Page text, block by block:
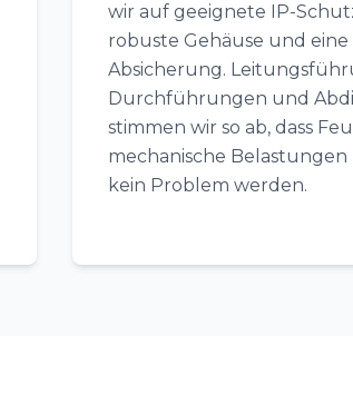
wir auf geeignete IP-
robuste Gehäuse und
Absicherung.
Durchführungen und
stimmen wir so ab, dass
mechanische Belastungen
kein Problem werden.